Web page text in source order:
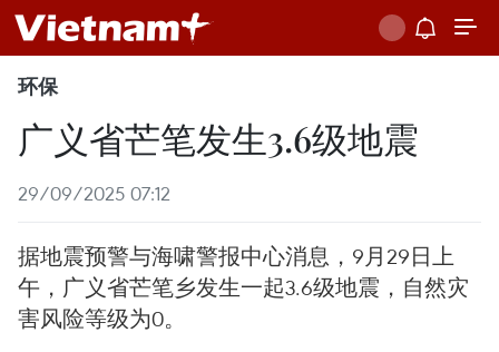
环保
广义省芒笔发生3.6级地震
29/09/2025 07:12
据地震预警与海啸警报中心消息，9月29日上
午，广义省芒笔乡发生一起3.6级地震，自然灾
害风险等级为0。